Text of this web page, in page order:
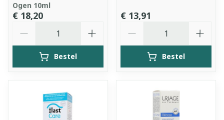
Ogen 10ml
€ 18,20
Bestel
€ 13,91
Bestel